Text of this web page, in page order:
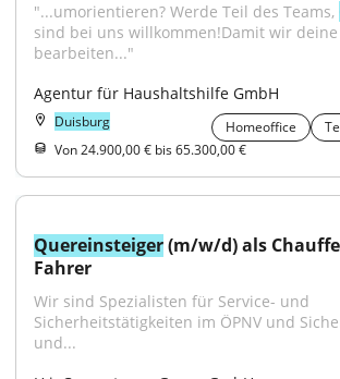
"...umorientieren? Werde Teil des Teams,
sind bei uns willkommen!Damit wir
bearbeiten..."
Agentur für Haushaltshilfe GmbH
Duisburg Homeoffice
Von 24.900,00 € bis 65.300,00 €
Quereinsteiger (m/w/d) als
Fahrer
Wir sind Spezialisten für Service- und
Sicherheitstätigkeiten im ÖPNV und
und...